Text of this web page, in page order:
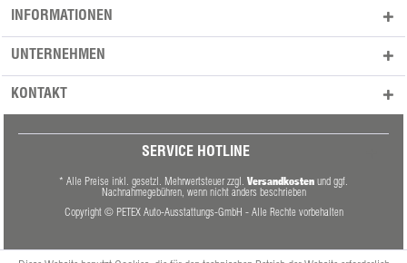
INFORMATIONEN
UNTERNEHMEN
KONTAKT
SERVICE HOTLINE
* Alle Preise inkl. gesetzl. Mehrwertsteuer zzgl. Versandkosten und ggf.
Nachnahmegebühren, wenn nicht anders beschrieben
Copyright © PETEX Auto-Ausstattungs-GmbH - Alle Rechte vorbehalten